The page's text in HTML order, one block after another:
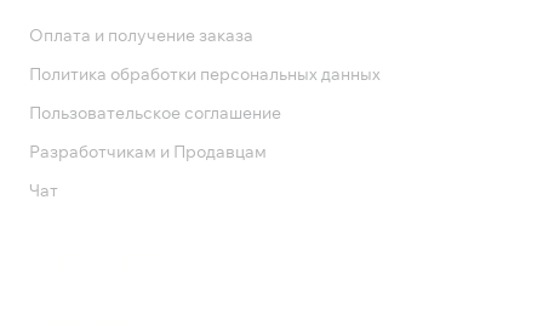
Оплата и получение заказа
Политика обработки персональных данных
Пользовательское соглашение
Разработчикам и Продавцам
Чат